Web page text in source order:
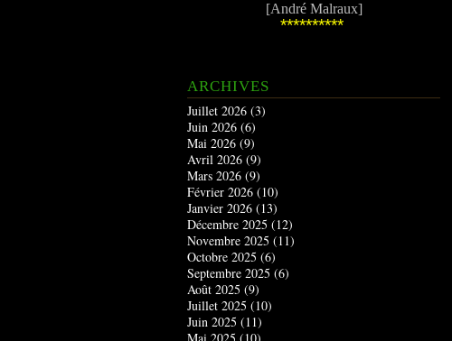
[André Malraux]
**********
ARCHIVES
Juillet 2026 (3)
Juin 2026 (6)
Mai 2026 (9)
Avril 2026 (9)
Mars 2026 (9)
Février 2026 (10)
Janvier 2026 (13)
Décembre 2025 (12)
Novembre 2025 (11)
Octobre 2025 (6)
Septembre 2025 (6)
Août 2025 (9)
Juillet 2025 (10)
Juin 2025 (11)